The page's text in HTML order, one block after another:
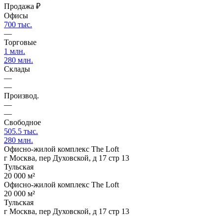
Продажа ₽
Офисы
700 тыс.
—
Торговые
1 млн.
280 млн.
Склады
—
—
Производ.
—
—
Свободное
505.5 тыс.
280 млн.
Офисно-жилой комплекс The Loft
г Москва, пер Духовской, д 17 стр 13
Тульская
20 000 м²
Офисно-жилой комплекс The Loft
20 000 м²
Тульская
г Москва, пер Духовской, д 17 стр 13